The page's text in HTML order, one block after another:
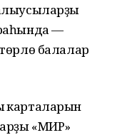
—
балалар
карталарын
«МИР»